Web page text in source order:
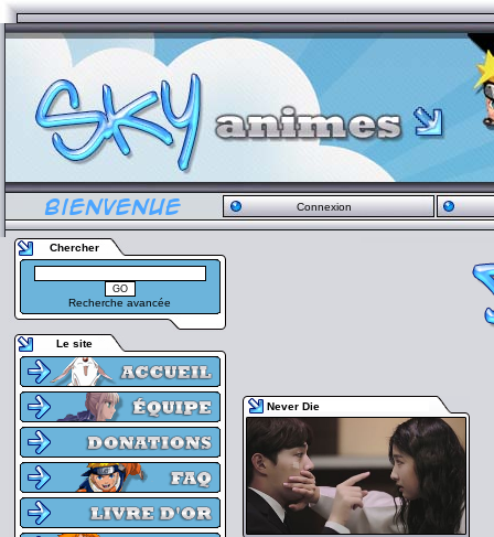
Connexion
Chercher
Recherche avancée
Le site
Never Die